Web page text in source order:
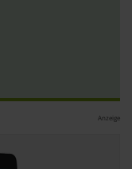
Anzeige